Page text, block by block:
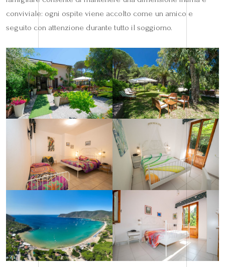
conviviale: ogni ospite viene accolto come un amico e
seguito con attenzione durante tutto il soggiorno.